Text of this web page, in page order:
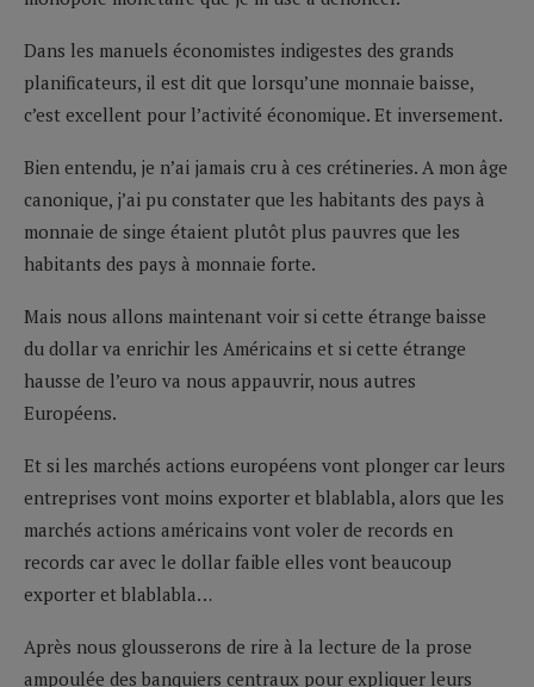
Dans les manuels économistes indigestes des grands
planificateurs, il est dit que lorsqu’une monnaie baisse,
c’est excellent pour l’activité économique. Et inversement.
Bien entendu, je n’ai jamais cru à ces crétineries. A mon âge
canonique, j’ai pu constater que les habitants des pays à
monnaie de singe étaient plutôt plus pauvres que les
habitants des pays à monnaie forte.
Mais nous allons maintenant voir si cette étrange baisse
du dollar va enrichir les Américains et si cette étrange
hausse de l’euro va nous appauvrir, nous autres
Européens.
Et si les marchés actions européens vont plonger car leurs
entreprises vont moins exporter et blablabla, alors que les
marchés actions américains vont voler de records en
records car avec le dollar faible elles vont beaucoup
exporter et blablabla…
Après nous glousserons de rire à la lecture de la prose
ampoulée des banquiers centraux pour expliquer leurs